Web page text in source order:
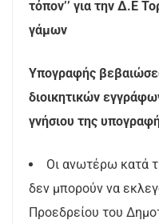
τόπον’’ για την Δ.Ε
γάμων
Υπογραφής
διοικητικών
γνήσιου της
Οι ανωτέρω κατά
δεν μπορούν να
Προεδρείου του